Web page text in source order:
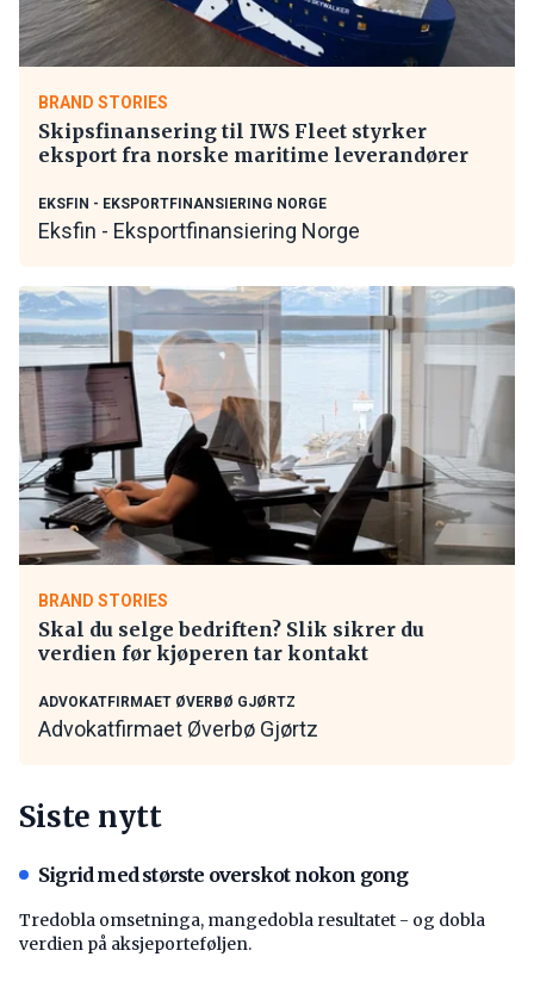
BRAND STORIES
Skipsfinansering til IWS Fleet styrker
eksport fra norske maritime leverandører
EKSFIN - EKSPORTFINANSIERING NORGE
Eksfin - Eksportfinansiering Norge
BRAND STORIES
Skal du selge bedriften? Slik sikrer du
verdien før kjøperen tar kontakt
ADVOKATFIRMAET ØVERBØ GJØRTZ
Advokatfirmaet Øverbø Gjørtz
Siste nytt
Sigrid med største overskot nokon gong
Tredobla omsetninga, mangedobla resultatet - og dobla
verdien på aksjeporteføljen.